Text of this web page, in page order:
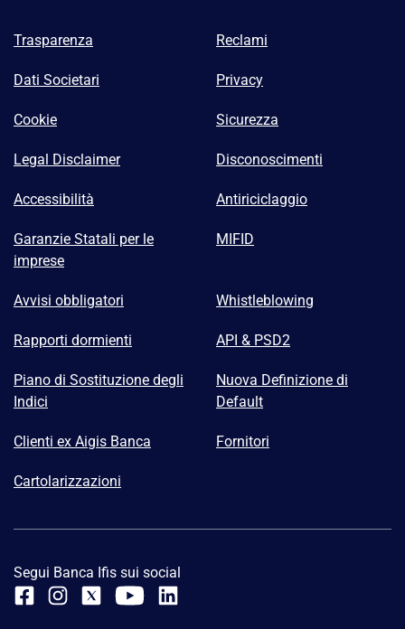
Trasparenza Reclami
Dati Societari Privacy
Cookie Sicurezza
Legal Disclaimer Disconoscimenti
Accessibilità Antiriciclaggio
Garanzie Statali per le
imprese
MIFID
Avvisi obbligatori Whistleblowing
Rapporti dormienti API & PSD2
Piano di Sostituzione degli
Indici
Nuova Definizione di
Default
Clienti ex Aigis Banca Fornitori
Cartolarizzazioni
Segui Banca Ifis sui social